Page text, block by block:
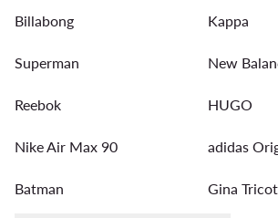
Billabong Kappa
Superman New
Reebok HUGO
Nike Air Max 90 adidas
Batman Gina Tricot